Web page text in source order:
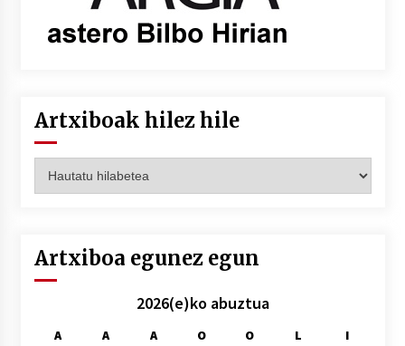
Artxiboak hilez hile
hilez
Artxiboa egunez egun
2026(e)ko abuztua
A A A O O L
I